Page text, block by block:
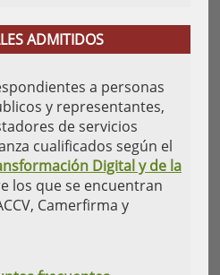
ADMITIDOS
a personas
y representantes,
de servicios
cualificados según el
Digital y de la
los que se encuentran
Camerfirma y